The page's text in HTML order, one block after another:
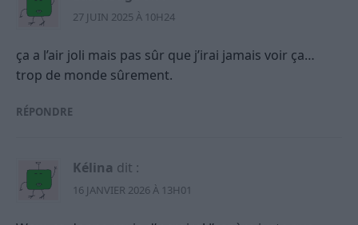
27 JUIN 2025 À 10H24
ça a l’air joli mais pas sûr que j’irai jamais voir ça…
trop de monde sûrement.
RÉPONDRE
Kélina dit :
16 JANVIER 2026 À 13H01